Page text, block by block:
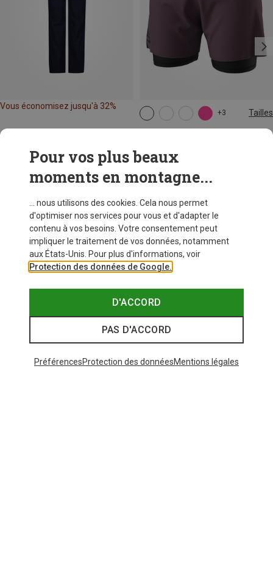
Vous économisez jusqu'à 32%
+3 Tailles
79,95 €
XS M
Pour vos plus beaux
moments en montagne...
... nous utilisons des cookies. Cela nous permet
d'optimiser nos services pour vous et d'adapter le
contenu à vos besoins. Votre consentement peut
impliquer le traitement de vos données, notamment
aux États-Unis. Pour plus d'informations, voir
Protection des données de Google.
D'ACCORD
PAS D'ACCORD
PréférencesProtection des donnéesMentions légales